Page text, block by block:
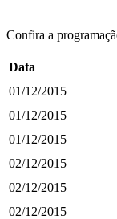
Confira a
Data
01/12/2015
01/12/2015
01/12/2015
02/12/2015
02/12/2015
02/12/2015